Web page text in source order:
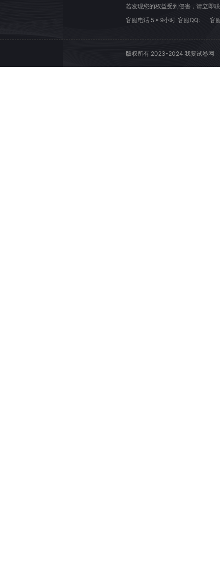
若发现您的权益受到侵害，请立即
客服电话 5 * 9小时 客服QQ: 客
版权所有 2023-2024 我要试卷网